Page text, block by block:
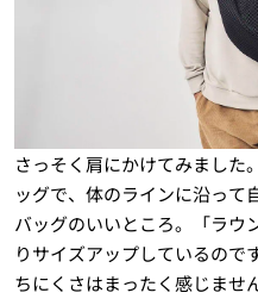
さっそく肩にかけてみました
ッグで、体のラインに沿って
バッグのいいところ。「ラウ
りサイズアップしているので
ちにくさはまったく感じませ